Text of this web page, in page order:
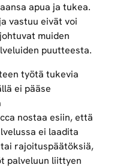
apua ja tukea.
vastuu eivät voi
muiden
puutteesta.
työtä tukevia
ei pääse
nostaa esiin, että
ei laadita
rajoituspäätöksiä,
palveluun liittyen